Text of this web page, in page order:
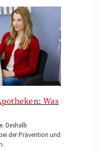
Was
Deshalb
der Prävention und